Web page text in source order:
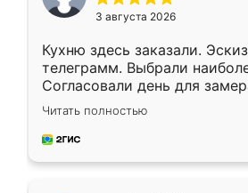
3 августа 2026
Кухню здесь заказали.
телеграмм. Выбрали
Согласовали день для
недели кухня была уже
довольны работой. Спасибо
мебель за качественную
Читать полностью